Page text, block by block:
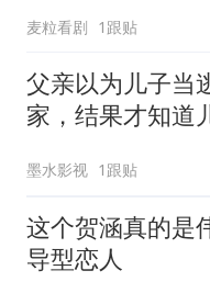
麦粒看剧 1跟贴
父亲以为儿子当
家，结果才知道
墨水影视 1跟贴
这个贺涵真的是
导型恋人